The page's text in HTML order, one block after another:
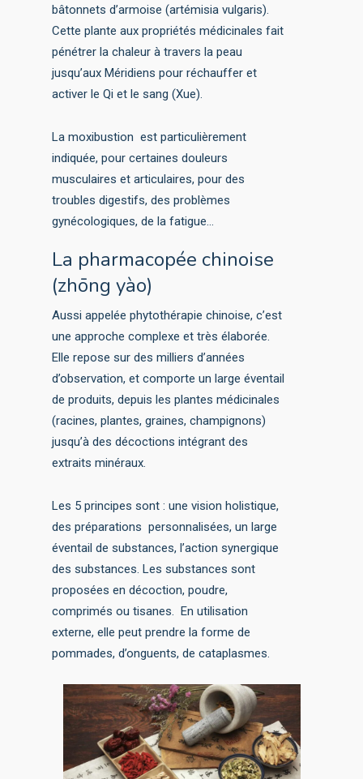
bâtonnets d’armoise (artémisia vulgaris).
Cette plante aux propriétés médicinales fait
pénétrer la chaleur à travers la peau
jusqu’aux Méridiens pour réchauffer et
activer le Qi et le sang (Xue).
La moxibustion est particulièrement
indiquée, pour certaines douleurs
musculaires et articulaires, pour des
troubles digestifs, des problèmes
gynécologiques, de la fatigue…
La pharmacopée chinoise
(zhōng yào)
Aussi appelée phytothérapie chinoise, c’est
une approche complexe et très élaborée.
Elle repose sur des milliers d’années
d’observation, et comporte un large éventail
de produits, depuis les plantes médicinales
(racines, plantes, graines, champignons)
jusqu’à des décoctions intégrant des
extraits minéraux.
Les 5 principes sont : une vision holistique,
des préparations personnalisées, un large
éventail de substances, l’action synergique
des substances. Les substances sont
proposées en décoction, poudre,
comprimés ou tisanes. En utilisation
externe, elle peut prendre la forme de
pommades, d’onguents, de cataplasmes.